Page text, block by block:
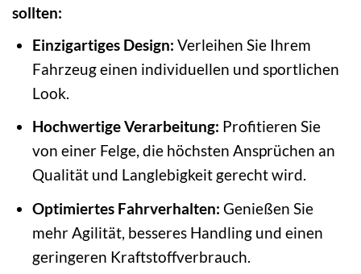
sollten:
Einzigartiges Design: Verleihen Sie Ihrem
Fahrzeug einen individuellen und sportlichen
Look.
Hochwertige Verarbeitung: Profitieren Sie
von einer Felge, die höchsten Ansprüchen an
Qualität und Langlebigkeit gerecht wird.
Optimiertes Fahrverhalten: Genießen Sie
mehr Agilität, besseres Handling und einen
geringeren Kraftstoffverbrauch.